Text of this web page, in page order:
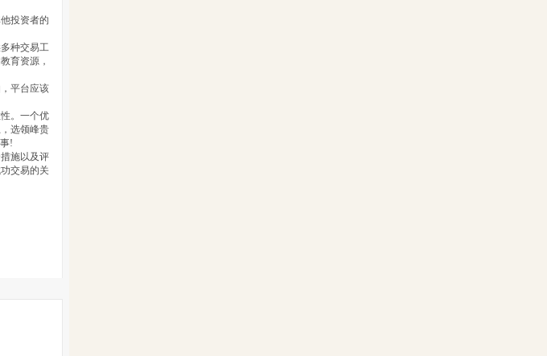
投资者的
种交易工
育资源，
平台应该
。一个优
选领峰贵
!
施以及评
交易的关